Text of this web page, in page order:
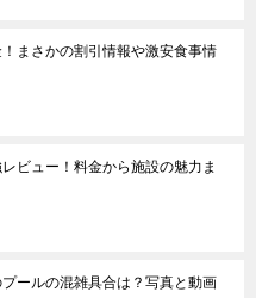
まさかの割引情報や激安食事情
ビュー！料金から施設の魅力ま
ールの混雑具合は？写真と動画